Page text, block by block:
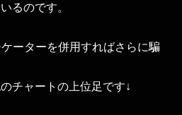
るのです。
ーターを併用すればさらに騙
チャートの上位足です↓